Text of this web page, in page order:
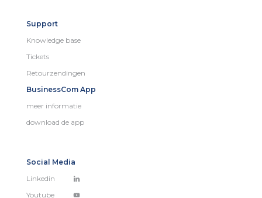
Support
Knowledge base
Tickets
Retourzendingen
BusinessCom App
meer informatie
download de app
Social Media
Linkedin
Youtube